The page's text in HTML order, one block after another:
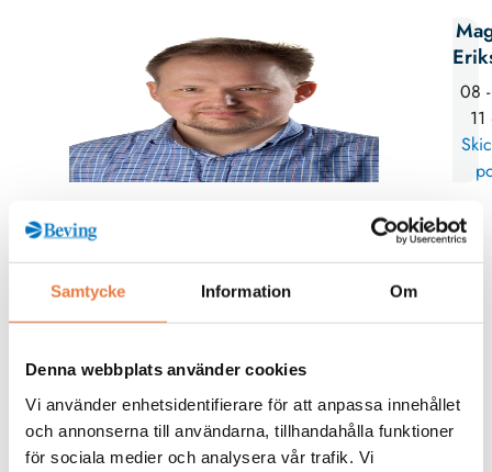
Samtycke Information Om
Denna webbplats använder cookies
Vi använder enhetsidentifierare för att anpassa innehållet
och annonserna till användarna, tillhandahålla funktioner
för sociala medier och analysera vår trafik. Vi
08
Kurskategorier
Från kunskapsbanken